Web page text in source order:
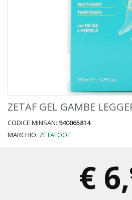
ZETAF GEL GAMBE
CODICE MINSAN: 940065814
MARCHIO: ZETAFOOT
€ 6,